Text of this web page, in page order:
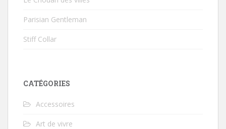
Parisian Gentleman
Stiff Collar
CATÉGORIES
Accessoires
Art de vivre